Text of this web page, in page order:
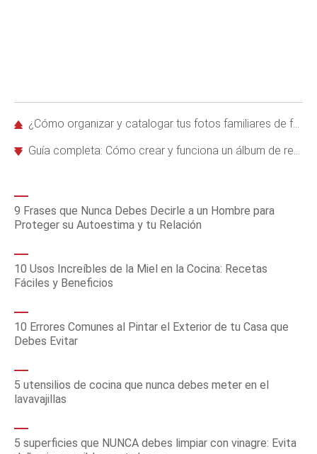
¿Cómo organizar y catalogar tus fotos familiares de forma efectiva?
Guía completa: Cómo crear y funciona un álbum de recortes digital
9 Frases que Nunca Debes Decirle a un Hombre para
Proteger su Autoestima y tu Relación
10 Usos Increíbles de la Miel en la Cocina: Recetas
Fáciles y Beneficios
10 Errores Comunes al Pintar el Exterior de tu Casa que
Debes Evitar
5 utensilios de cocina que nunca debes meter en el
lavavajillas
5 superficies que NUNCA debes limpiar con vinagre: Evita